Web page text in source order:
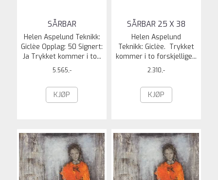
SÅRBAR
Helen Aspelund Teknikk:
Giclèe Opplag: 50 Signert:
Ja Trykket kommer i to...
5.565,-
KJØP
SÅRBAR 25 X 38
Helen Aspelund
Teknikk: Giclèe. Trykket
kommer i to forskjellige...
2.310,-
KJØP